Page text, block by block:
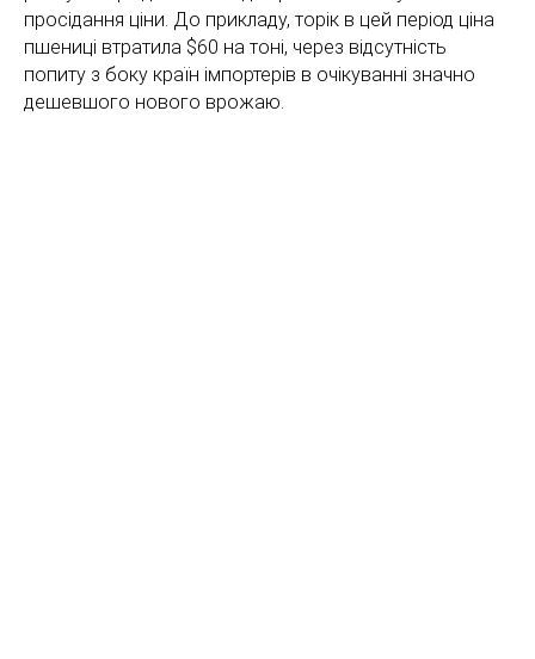
просідання ціни. До прикладу, торік в цей період ціна
пшениці втратила $60 на тоні, через відсутність
попиту з боку країн імпортерів в очікуванні значно
дешевшого нового врожаю.